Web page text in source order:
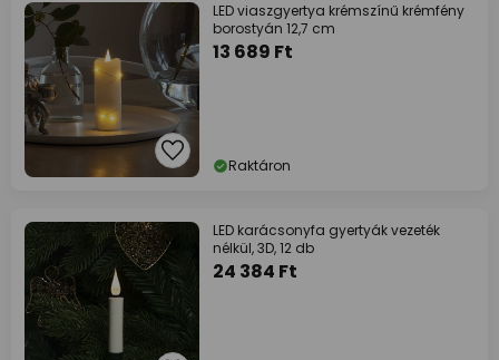
LED viaszgyertya krémszínű krémfény
borostyán 12,7 cm
13 689 Ft
Raktáron
LED karácsonyfa gyertyák vezeték
nélkül, 3D, 12 db
24 384 Ft